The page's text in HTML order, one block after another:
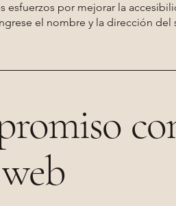
esfuerzos por mejorar la
el nombre y la dirección del